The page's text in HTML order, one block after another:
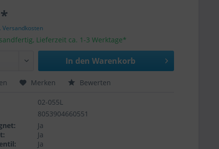
Versandkosten
Lieferzeit ca. 1-3 Werktage*
In den Warenkorb
Merken Bewerten
02-055L
8053904660551
Ja
Ja
Ja